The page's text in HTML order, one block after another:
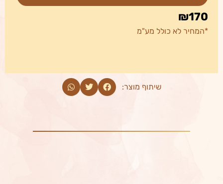
₪170
*המחיר לא כולל מע"מ
שיתוף מוצר: